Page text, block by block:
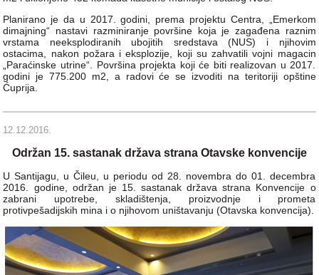
Planirano je da u 2017. godini, prema projektu Centra, „Emerkom
dimajning“ nastavi razminiranje površine koja je zagađena raznim
vrstama neeksplodiranih ubojitih sredstava (NUS) i njihovim
ostacima, nakon požara i eksplozije, koji su zahvatili vojni magacin
„Paraćinske utrine“. Površina projekta koji će biti realizovan u 2017.
godini je 775.200 m2, a radovi će se izvoditi na teritoriji opštine
Ćuprija.
12.12.2016.
Održan 15. sastanak država strana Otavske konvencije
U Santijagu, u Čileu, u periodu od 28. novembra do 01. decembra
2016. godine, održan je 15. sastanak država strana Konvencije o
zabrani upotrebe, skladištenja, proizvodnje i prometa
protivpešadijskih mina i o njihovom uništavanju (Otavska konvencija).